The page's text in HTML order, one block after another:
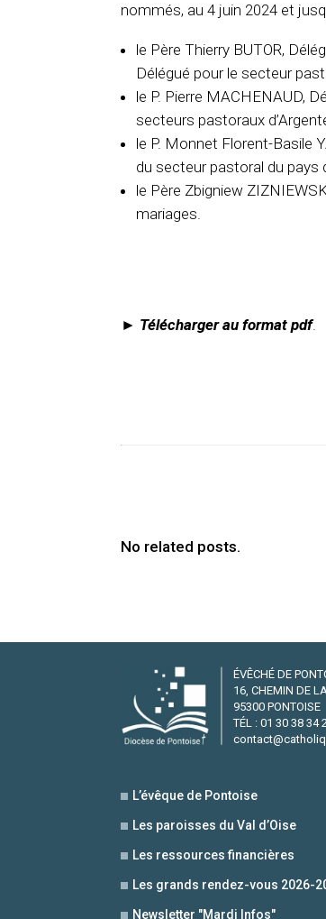
nommés, au 4 juin 2024 et
le Père Thierry BUTOR,
Délégué pour le secteur
le P. Pierre MACHENAUD,
secteurs pastoraux
le P. Monnet Florent-Basile
du secteur pastoral du pays
le Père Zbigniew
mariages.
► Télécharger au format pdf.
No related posts.
ÉVÊCHÉ DE
16, CHEMIN DE
95300 PONTOISE
TÉL : 01 30 38 34
L’évêque de Pontoise
Les paroisses du Val d’Oise
Les ressources financières
Les grands rendez-vous 2026-
Newsletter "Mardi Infos"